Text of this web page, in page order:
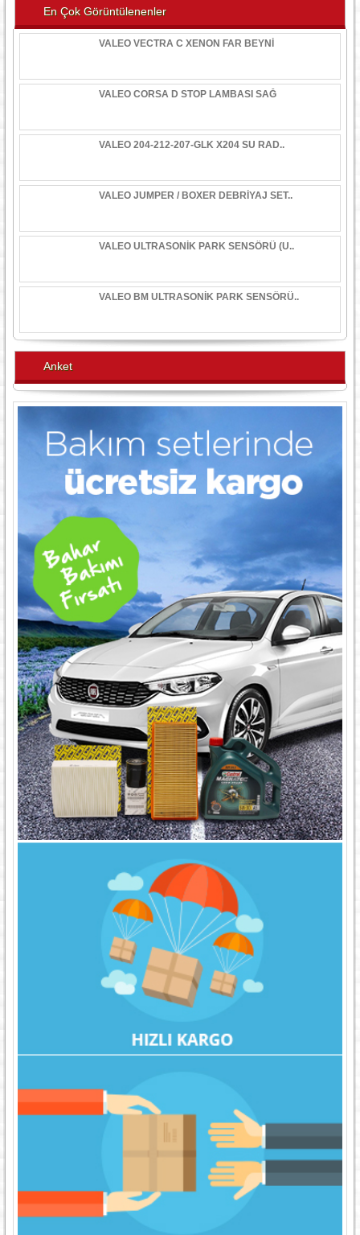
En Çok Görüntülenenler
VALEO VECTRA C XENON FAR BEYNİ
VALEO CORSA D STOP LAMBASI SAĞ
VALEO 204-212-207-GLK X204 SU RAD..
VALEO JUMPER / BOXER DEBRİYAJ SET..
VALEO ULTRASONİK PARK SENSÖRÜ (U..
VALEO BM ULTRASONİK PARK SENSÖRÜ..
Anket